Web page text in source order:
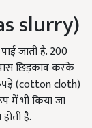
slurry)
जाती है. 200
छिड़काव करके
(cotton cloth)
में भी किया जा
है.